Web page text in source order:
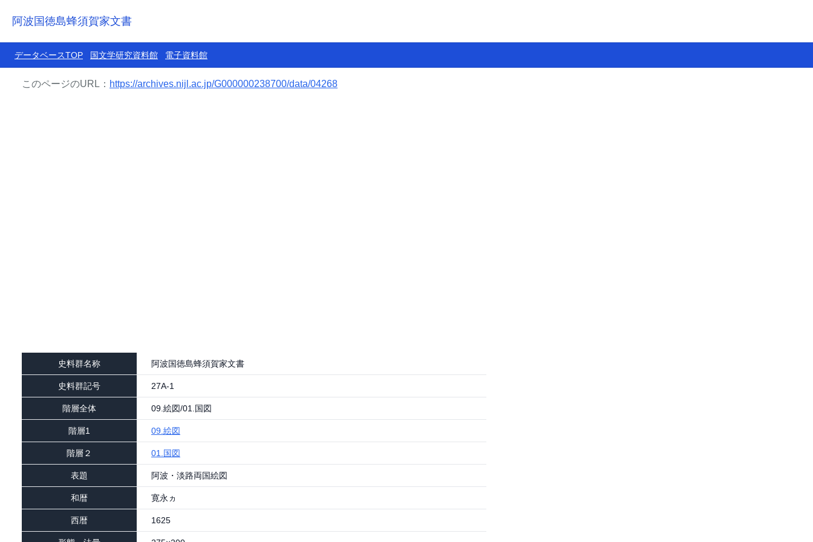
阿波国徳島蜂須賀家文書
データベースTOP 国文学研究資料館 電子資料館
このページのURL： https://archives.nijl.ac.jp/G000000238700/data/04268
史料群名称
史料群記号
階層全体
階層1 09.絵図
階層２ 01.国図
表題
和暦
西暦